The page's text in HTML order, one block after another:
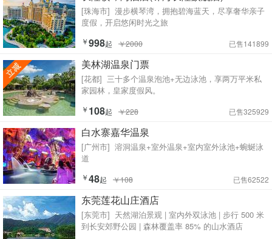
[珠海市]
度假，开启悠闲时光之旅
￥998起 ￥2000 已售141899
美林湖温泉门票
[花都]
家园林，皇家度假风。
￥ 108起 ￥228 已售325929
白水寨嘉华温泉
[广州市]
道
￥48起 ￥108 已售62522
东莞莲花山庄酒店
[东莞市]
到长安郊野公园 | 森林覆盖率 85% 的山水酒店